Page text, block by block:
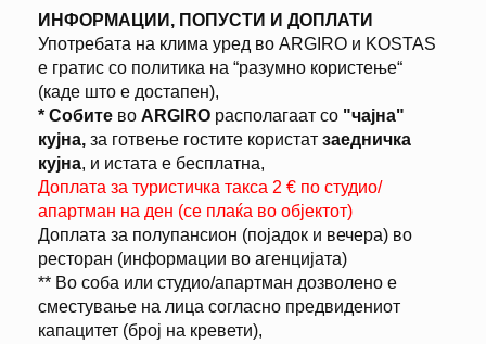
ИНФОРМАЦИИ, ПОПУСТИ И ДОПЛАТИ
Употребата на клима уред во ARGIRO и KOSTAS
е гратис со политика на “разумно користење“
(каде што е достапен),
* Собите во ARGIRO располагаат со "чајна"
кујна, за готвење гостите користат заедничка
кујна, и истата е бесплатна,
Доплата за туристичка такса 2 € по студио/
апартман на ден (се плаќа во објектот)
Доплата за полупансион (појадок и вечера) во
ресторан (информации во агенцијата)
** Во соба или студио/апартман дозволено е
сместување на лица согласно предвидениот
капацитет (број на кревети),